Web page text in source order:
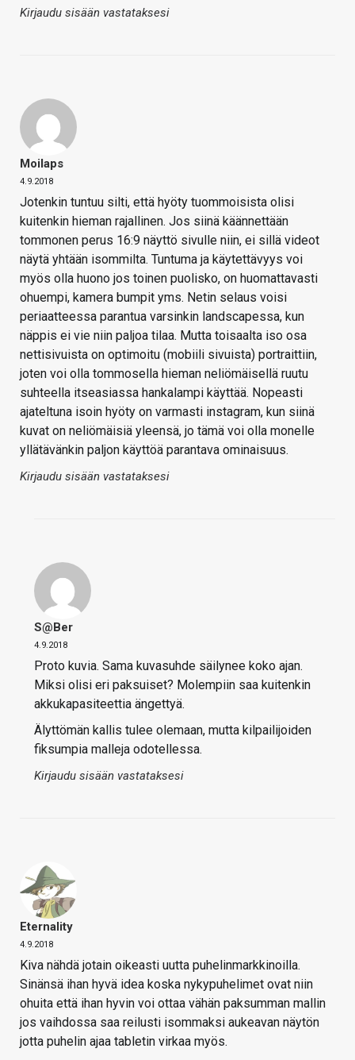
Kirjaudu sisään vastataksesi
Moilaps
4.9.2018
Jotenkin tuntuu silti, että hyöty tuommoisista olisi
kuitenkin hieman rajallinen. Jos siinä käännettään
tommonen perus 16:9 näyttö sivulle niin, ei sillä videot
näytä yhtään isommilta. Tuntuma ja käytettävyys voi
myös olla huono jos toinen puolisko, on huomattavasti
ohuempi, kamera bumpit yms. Netin selaus voisi
periaatteessa parantua varsinkin landscapessa, kun
näppis ei vie niin paljoa tilaa. Mutta toisaalta iso osa
nettisivuista on optimoitu (mobiili sivuista) portraittiin,
joten voi olla tommosella hieman neliömäisellä ruutu
suhteella itseasiassa hankalampi käyttää. Nopeasti
ajateltuna isoin hyöty on varmasti instagram, kun siinä
kuvat on neliömäisiä yleensä, jo tämä voi olla monelle
yllätävänkin paljon käyttöä parantava ominaisuus.
Kirjaudu sisään vastataksesi
S@ber
4.9.2018
Proto kuvia. Sama kuvasuhde säilynee koko ajan.
Miksi olisi eri paksuiset? Molempiin saa kuitenkin
akkukapasiteettia ängettyä.
Älyttömän kallis tulee olemaan, mutta kilpailijoiden
fiksumpia malleja odotellessa.
Kirjaudu sisään vastataksesi
Eternality
4.9.2018
Kiva nähdä jotain oikeasti uutta puhelinmarkkinoilla.
Sinänsä ihan hyvä idea koska nykypuhelimet ovat niin
ohuita että ihan hyvin voi ottaa vähän paksumman mallin
jos vaihdossa saa reilusti isommaksi aukeavan näytön
jotta puhelin ajaa tabletin virkaa myös.